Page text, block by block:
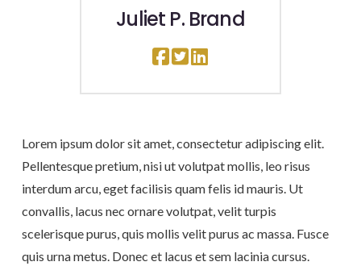
Juliet P. Brand
Lorem ipsum dolor sit amet, consectetur adipiscing elit.
Pellentesque pretium, nisi ut volutpat mollis, leo risus
interdum arcu, eget facilisis quam felis id mauris. Ut
convallis, lacus nec ornare volutpat, velit turpis
scelerisque purus, quis mollis velit purus ac massa. Fusce
quis urna metus. Donec et lacus et sem lacinia cursus.